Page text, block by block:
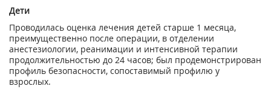
Дети
Проводилась оценка лечения детей старше 1 месяца,
преимущественно после операции, в отделении
анестезиологии, реанимации и интенсивной терапии
продолжительностью до 24 часов; был продемонстрирован
профиль безопасности, сопоставимый профилю у
взрослых.